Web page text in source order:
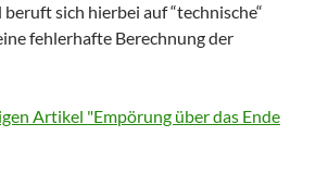
sich hierbei auf “technische“
fehlerhafte Berechnung der
Artikel "Empörung über das Ende